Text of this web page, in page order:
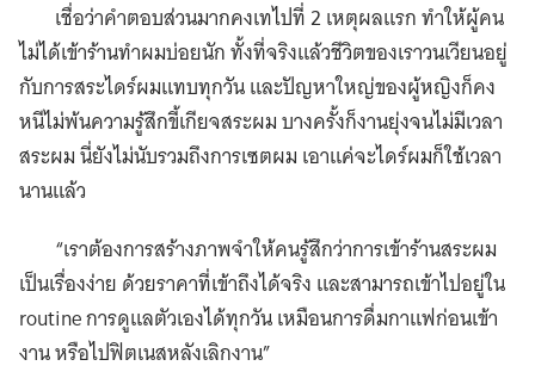
เชื่อว่าคำตอบส่วนมากคงเทไปที่ 2 เหตุผลแรก ทำให้ผู้คน
ไม่ได้เข้าร้านทำผมบ่อยนัก ทั้งที่จริงแล้วชีวิตของเราวนเวียนอยู่
กับการสระไดร์ผมแทบทุกวัน และปัญหาใหญ่ของผู้หญิงก็คง
หนีไม่พ้นความรู้สึกขี้เกียจสระผม บางครั้งก็งานยุ่งจนไม่มีเวลา
สระผม นี่ยังไม่นับรวมถึงการเซตผม เอาแค่จะไดร์ผมก็ใช้เวลา
นานแล้ว
“เราต้องการสร้างภาพจำให้คนรู้สึกว่าการเข้าร้านสระผม
เป็นเรื่องง่าย ด้วยราคาที่เข้าถึงได้จริง เเละสามารถเข้าไปอยู่ใน
routine การดูแลตัวเองได้ทุกวัน เหมือนการดื่มกาแฟก่อนเข้า
งาน หรือไปฟิตเนสหลังเลิกงาน”